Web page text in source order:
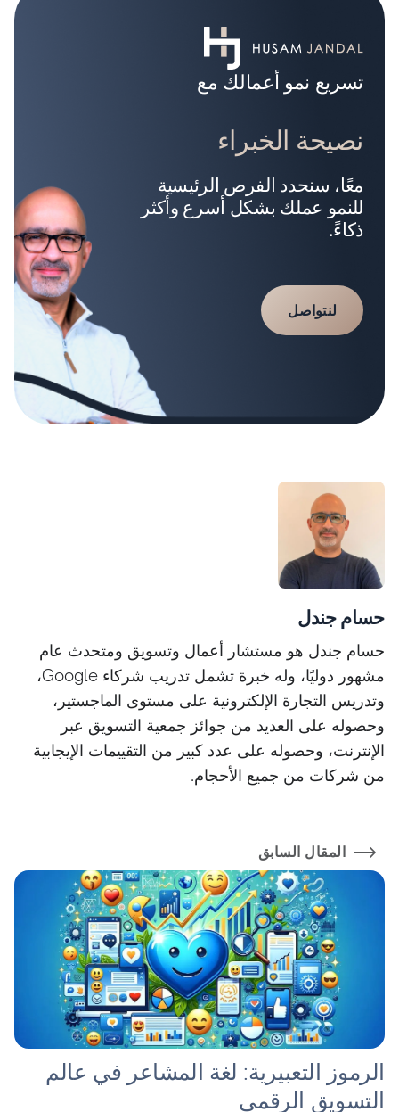
تسريع نمو أعمالك مع
نصيحة الخبراء
معًا، سنحدد الفرص الرئيسية
للنمو عملك بشكل أسرع وأكثر
ذكاءً.
لنتواصل
حسام جندل
حسام جندل هو مستشار أعمال وتسويق ومتحدث عام
مشهور دوليًا، وله خبرة تشمل تدريب شركاء Google،
وتدريس التجارة الإلكترونية على مستوى الماجستير،
وحصوله على العديد من جوائز جمعية التسويق عبر
الإنترنت، وحصوله على عدد كبير من التقييمات الإيجابية
من شركات من جميع الأحجام.
المقال السابق
الرموز التعبيرية: لغة المشاعر في عالم
التسويق الرقمي